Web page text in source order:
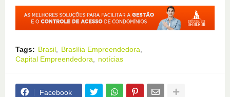
Tags: Brasil
Brasília Empreendedora
Capital Empreendedora
notícias
Facebook